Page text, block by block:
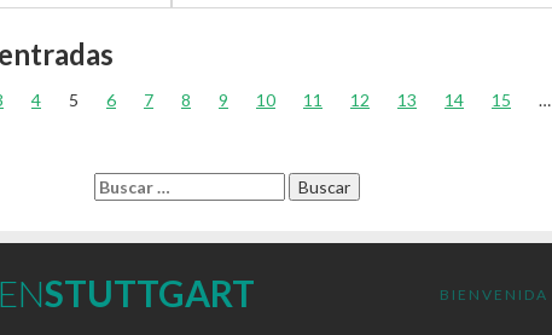
4 5 6 7 8 9 10 11 12 13 14 15 …
ENSTUTTGART BIENVENIDA